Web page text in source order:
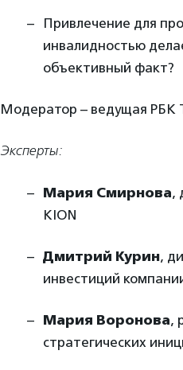
Привлечение для
инвалидностью
объективный факт?
Модератор – ведущая РБК
Эксперты:
Мария Смирнова,
KION
Дмитрий Курин,
инвестиций
Мария Воронова,
стратегических